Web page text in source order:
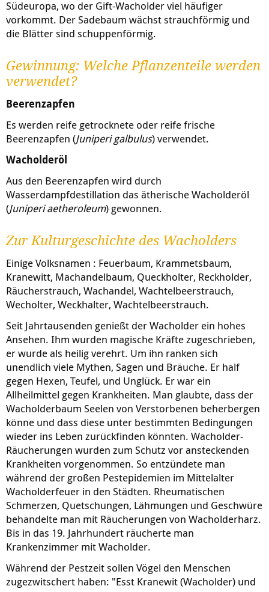
Südeuropa, wo der Gift-Wacholder viel häufiger
vorkommt. Der Sadebaum wächst strauchförmig und
die Blätter sind schuppenförmig.
Gewinnung: Welche Pflanzenteile werden
verwendet?
Beerenzapfen
Es werden reife getrocknete oder reife frische
Beerenzapfen (Juniperi galbulus) verwendet.
Wacholderöl
Aus den Beerenzapfen wird durch
Wasserdampfdestillation das ätherische Wacholderöl
(Juniperi aetheroleum) gewonnen.
Zur Kulturgeschichte des Wacholders
Einige Volksnamen : Feuerbaum, Krammetsbaum,
Kranewitt, Machandelbaum, Queckholter, Reckholder,
Räucherstrauch, Wachandel, Wachtelbeerstrauch,
Wecholter, Weckhalter, Wachtelbeerstrauch.
Seit Jahrtausenden genießt der Wacholder ein hohes
Ansehen. Ihm wurden magische Kräfte zugeschrieben,
er wurde als heilig verehrt. Um ihn ranken sich
unendlich viele Mythen, Sagen und Bräuche. Er half
gegen Hexen, Teufel, und Unglück. Er war ein
Allheilmittel gegen Krankheiten. Man glaubte, dass der
Wacholderbaum Seelen von Verstorbenen beherbergen
könne und dass diese unter bestimmten Bedingungen
wieder ins Leben zurückfinden könnten. Wacholder-
Räucherungen wurden zum Schutz vor ansteckenden
Krankheiten vorgenommen. So entzündete man
während der großen Pestepidemien im Mittelalter
Wacholderfeuer in den Städten. Rheumatischen
Schmerzen, Quetschungen, Lähmungen und Geschwüre
behandelte man mit Räucherungen von Wacholderharz.
Bis in das 19. Jahrhundert räucherte man
Krankenzimmer mit Wacholder.
Während der Pestzeit sollen Vögel den Menschen
zugezwitschert haben: "Esst Kranewit (Wacholder) und